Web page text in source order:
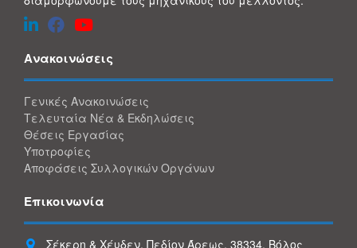
Ανακοινώσεις
Γενικές Ανακοινώσεις
Τελευταία Νέα & Εκδηλώσεις
Θέσεις Εργασίας
Υποτροφίες
Αποφάσεις Συλλογικών Οργάνων
Επικοινωνία
Σέκερη & Χέυδεν, Πεδίον Άρεως, 38334, Βόλος